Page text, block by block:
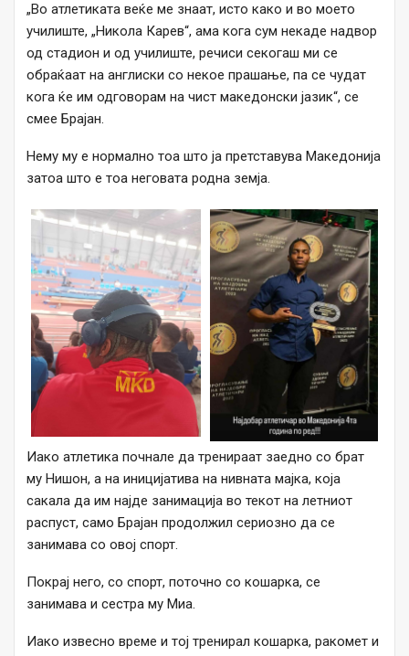
„Во атлетиката веќе ме знаат, исто како и во моето
училиште, „Никола Карев“, ама кога сум некаде надвор
од стадион и од училиште, речиси секогаш ми се
обраќаат на англиски со некое прашање, па се чудат
кога ќе им одговорам на чист македонски јазик“, се
смее Брајан.
Нему му е нормално тоа што ја претставува Македонија
затоа што е тоа неговата родна земја.
Иако атлетика почнале да тренираат заедно со брат
му Нишон, а на иницијатива на нивната мајка, која
сакала да им најде занимација во текот на летниот
распуст, само Брајан продолжил сериозно да се
занимава со овој спорт.
Покрај него, со спорт, поточно со кошарка, се
занимава и сестра му Миа.
Иако извесно време и тој тренирал кошарка, ракомет и